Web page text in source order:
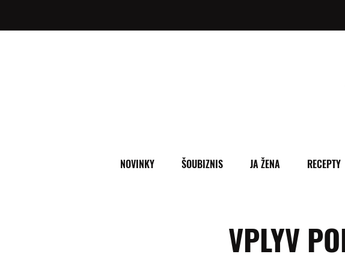
NOVINKY ŠOUBIZNIS JA ŽENA RECEPTY
VPLYV